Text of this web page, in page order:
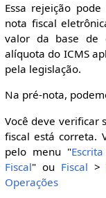
Essa rejeição
nota fiscal
valor da base de
alíquota do ICMS
pela legislação.
Na pré-nota,
Você deve verificar
fiscal está correta.
pelo menu "
Fiscal" ou Fiscal >
Operações